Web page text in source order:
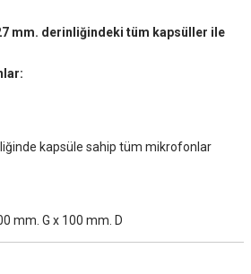
mm. derinliğindeki tüm kapsüller ile
kapsüle sahip tüm mikrofonlar
mm. G x 100 mm. D